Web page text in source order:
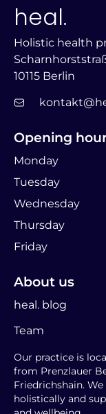
heal.
Holistic health
10115 Berlin
Opening
Monday
Tuesday
Wednesday
Thursday
Friday
About us
heal. blog
Team
Our practice is
from Prenzlauer
Friedrichshain.
holistically and